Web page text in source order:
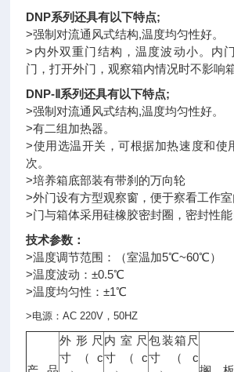
DNP系列还具有以下特点;
>强制对流通风式结构,温度均匀性好。
>内外双重门结构，温度波动小。内
门，打开外门，观察箱内情况时不影响
DNP-Ⅱ系列还具有以下特点;
>强制对流通风式结构,温度均匀性好。
>有二组加热器。
>使用选温开关，可根据加热速度和使
次。
>培养箱底部装有带刹的万向轮
>外门设有方型观察窗，便于察看工作室
>门与箱体采用硅橡胶密封圈，密封性能
技术参数：
>温度调节范围：（室温加5℃~60℃）
>温度波动：±0.5℃
>温度均匀性：±1℃
>电源：AC 220V ，50HZ
外形尺
寸（c
内室尺
寸（c
包装箱尺
寸（c